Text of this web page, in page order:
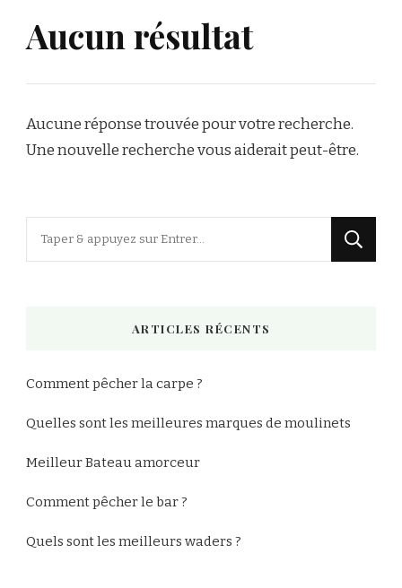
Aucun résultat
Aucune réponse trouvée pour votre recherche.
Une nouvelle recherche vous aiderait peut-être.
ARTICLES RÉCENTS
Comment pêcher la carpe ?
Quelles sont les meilleures marques de moulinets
Meilleur Bateau amorceur
Comment pêcher le bar ?
Quels sont les meilleurs waders ?